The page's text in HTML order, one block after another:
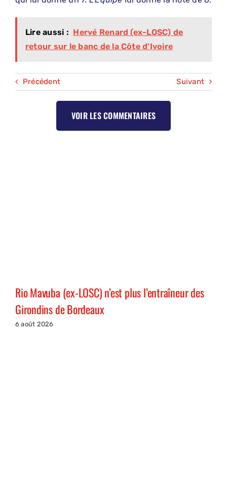
Lire aussi : Hervé Renard (ex-LOSC) de
retour sur le banc de la Côte d'Ivoire
Précédent Suivant
VOIR LES COMMENTAIRES
Rio Mavuba (ex-LOSC) n’est plus l’entraîneur des
Girondins de Bordeaux
6 août 2026